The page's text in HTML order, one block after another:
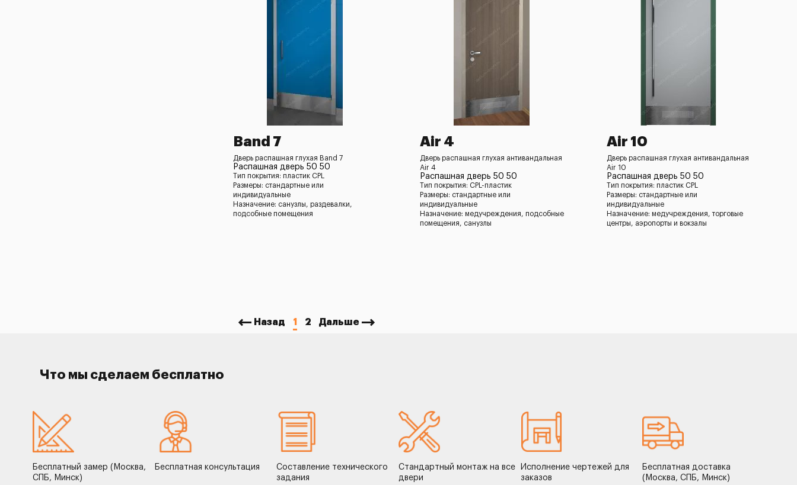
Band 7
Дверь распашная глухая Band 7
Распашная дверь 50 50
Тип покрытия: пластик CPL
Размеры: стандартные или
индивидуальные
Назначение: санузлы, раздевалки,
подсобные помещения
Air 4
Дверь распашная глухая антивандальная
Air 4
Распашная дверь 50 50
Тип покрытия: CPL-пластик
Размеры: стандартные или
индивидуальные
Назначение: медучреждения, подсобные
помещения, санузлы
Air 10
Дверь распашная глухая антивандальная
Air 10
Распашная дверь 50 50
Тип покрытия: пластик CPL
Размеры: стандартные или
индивидуальные
Назначение: медучреждения, торговые
центры, аэропорты и вокзалы
Назад 1 2 Дальше
Что мы сделаем бесплатно
Бесплатный замер (Москва,
СПБ, Минск)
Бесплатная консультация
Составление технического
задания
Стандартный монтаж на все
двери
Исполнение чертежей для
заказов
Бесплатная доставка
(Москва, СПБ, Минск)